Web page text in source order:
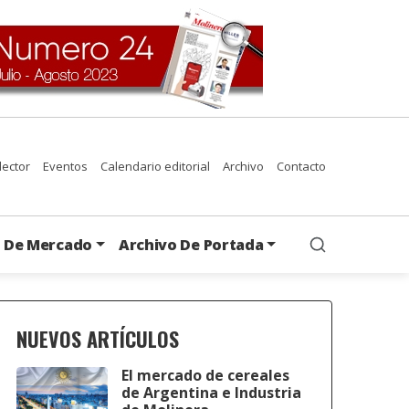
Eventos Calendario editorial Archivo Contacto
Mercado Archivo De Portada
NUEVOS ARTÍCULOS
El mercado de cereales
de Argentina e Industria